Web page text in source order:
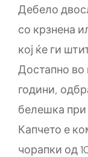
Дебело
со крзнена
кој ќе ги
Достапно во
години,
белешка при
Капчето е
чорапки од